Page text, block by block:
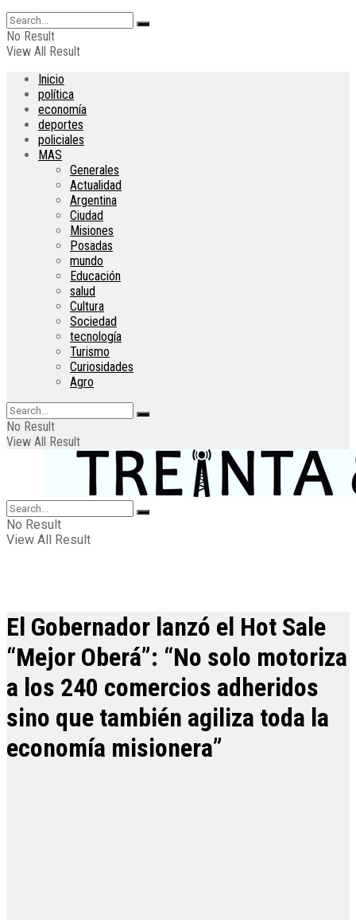
No Result
View All Result
Inicio
política
economía
deportes
policiales
MAS
Generales
Actualidad
Argentina
Ciudad
Misiones
Posadas
mundo
Educación
salud
Cultura
Sociedad
tecnología
Turismo
Curiosidades
Agro
No Result
View All Result
No Result
View All Result
El Gobernador lanzó el Hot Sale
“Mejor Oberá”: “No solo motoriza
a los 240 comercios adheridos
sino que también agiliza toda la
economía misionera”